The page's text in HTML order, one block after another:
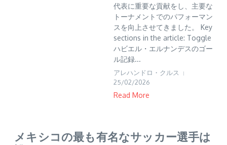
代表に重要な貢献をし、主要な
トーナメントでのパフォーマン
スを向上させてきました。 Key
sections in the article: Toggle
ハビエル・エルナンデスのゴー
ル記録...
アレハンドロ・クルス
25/02/2026
Read More
メキシコの最も有名なサッカー選手は